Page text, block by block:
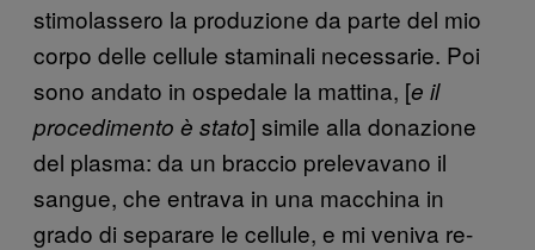
stimolassero la produzione da parte del mio
corpo delle cellule staminali necessarie. Poi
sono andato in ospedale la mattina, [e il
procedimento è stato] simile alla donazione
del plasma: da un braccio prelevavano il
sangue, che entrava in una macchina in
grado di separare le cellule, e mi veniva re-